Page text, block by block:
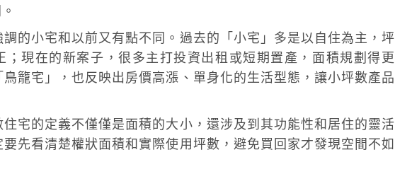
的小宅和以前又有點不同。過去的「小宅」多是以自住為主，坪
；現在的新案子，很多主打投資出租或短期置產，面積規劃得更
籠宅」，也反映出房價高漲、單身化的生活型態，讓小坪數產品
宅的定義不僅僅是面積的大小，還涉及到其功能性和居住的靈活
先看清楚權狀面積和實際使用坪數，避免買回家才發現空間不如